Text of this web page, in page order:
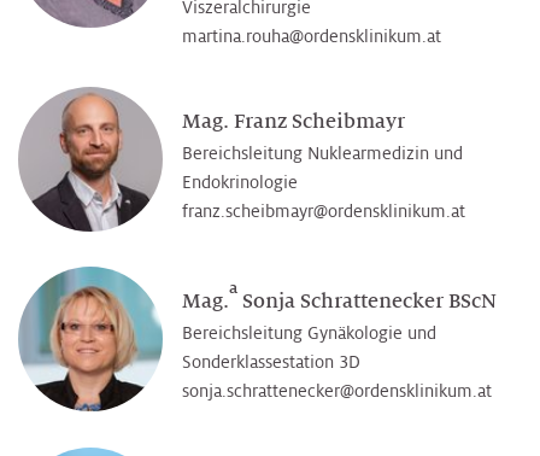
Viszeralchirurgie
martina.rouha@­ordensklinikum.at
Mag. Franz Scheibmayr
Bereichsleitung Nuklearmedizin und
Endokrinologie
franz.scheibmayr@­ordensklinikum.at
Mag.
a
Sonja Schrattenecker BScN
Bereichsleitung Gynäkologie und
Sonderklassestation 3D
sonja.schrattenecker@­ordensklinikum.at